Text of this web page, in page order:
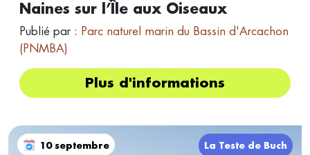
Naines sur l’Île aux Oiseaux
Publié par : Parc naturel marin du Bassin d'Arcachon
(PNMBA)
Plus d'informations
10 septembre La Teste de Buch